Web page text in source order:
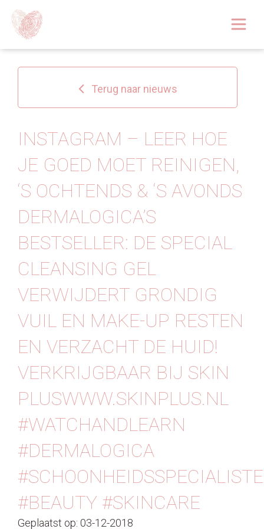
Over
Huidoplossingen
Behandelingen
Tarieven 2026
Blog
Webshop
Contact
Terug naar nieuws
INSTAGRAM – LEER HOE
JE GOED MOET REINIGEN,
‘S OCHTENDS ️& ‘S AVONDS
DERMALOGICA’S
BESTSELLER: DE SPECIAL
CLEANSING GEL
VERWIJDERT GRONDIG
VUIL EN MAKE-UP RESTEN
EN VERZACHT DE HUID!
VERKRIJGBAAR BIJ SKIN
PLUSWWW.SKINPLUS.NL
#WATCHANDLEARN
#DERMALOGICA
#SCHOONHEIDSSPECIALISTE
#BEAUTY #SKINCARE
Geplaatst op: 03-12-2018